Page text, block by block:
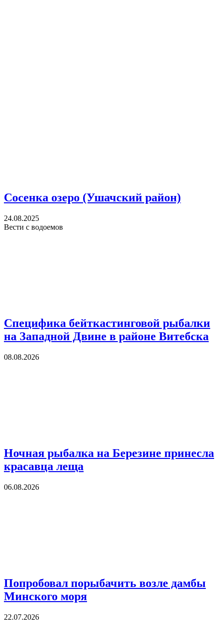
Сосенка озеро (Ушачский район)
24.08.2025
Вести с водоемов
Специфика бейткастинговой рыбалки
на Западной Двине в районе Витебска
08.08.2026
Ночная рыбалка на Березине принесла
красавца леща
06.08.2026
Попробовал порыбачить возле дамбы
Минского моря
22.07.2026